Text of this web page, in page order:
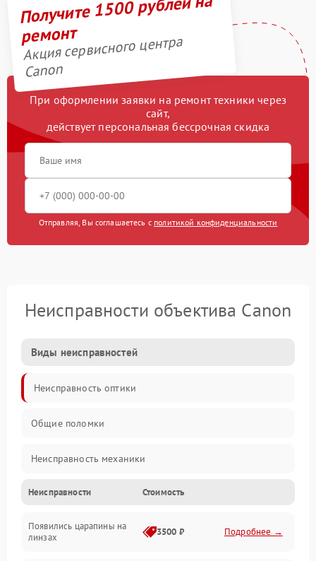
Получите 1500 рублей на
ремонт
Акция сервисного центра
Canon
При оформлении заявки на ремонт техники через
сайт,
действует персональная бессрочная скидка
Отправляя, Вы соглашаетесь с политикой конфиденциальности
Неисправности объектива Canon
Виды неисправностей
Неисправность оптики
Общие поломки
Неисправность механики
Неисправность электроники (если объектив с мотором/
Прочие неисправности
Неисправности Стоимость
Появились царапины на
линзах
3500 ₽ Подробнее →